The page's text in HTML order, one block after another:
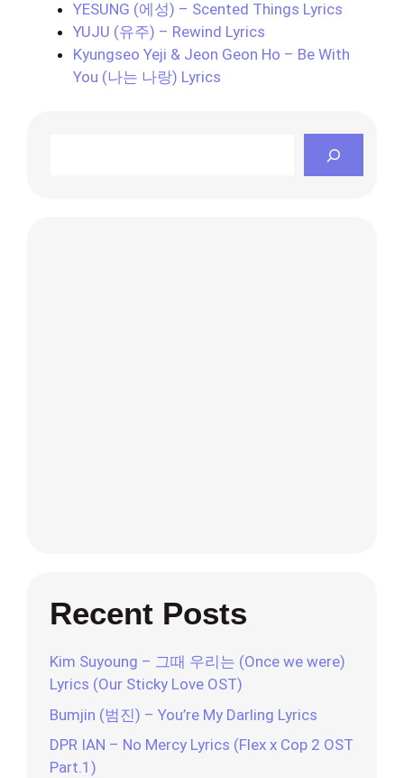
YESUNG (에성) – Scented Things Lyrics
YUJU (유주) – Rewind Lyrics
Kyungseo Yeji & Jeon Geon Ho – Be With
You (나는 나랑) Lyrics
Recent Posts
Kim Suyoung – 그때 우리는 (Once we were)
Lyrics (Our Sticky Love OST)
Bumjin (범진) – You’re My Darling Lyrics
DPR IAN – No Mercy Lyrics (Flex x Cop 2 OST
Part.1)